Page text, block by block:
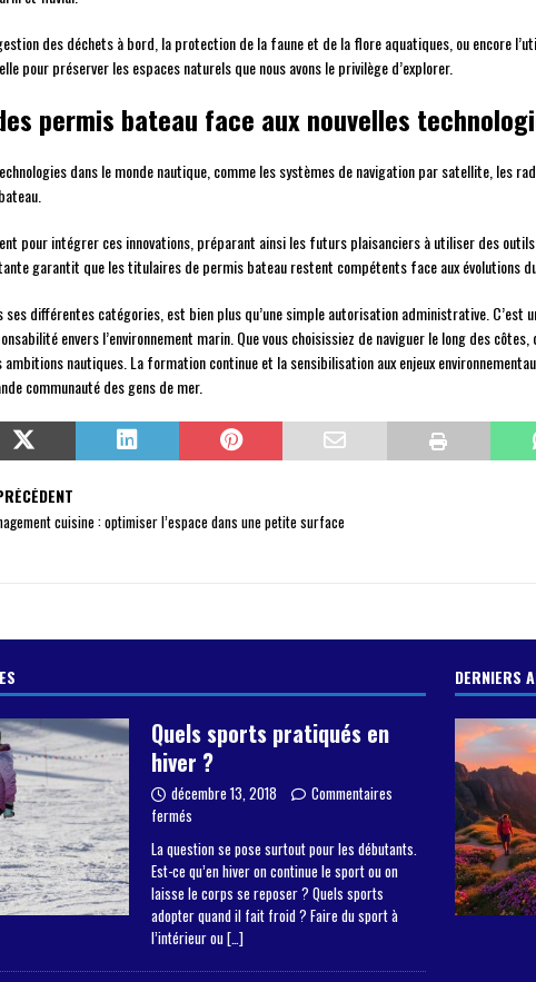
des déchets à bord, la protection de la faune et de la flore aquatiques, ou encore
pour préserver les espaces naturels que nous avons le privilège d’explorer.
permis bateau face aux nouvelles
dans le monde nautique, comme les systèmes de navigation par satellite, les
pour intégrer ces innovations, préparant ainsi les futurs plaisanciers à utiliser des
garantit que les titulaires de permis bateau restent compétents face aux évolutions
ses différentes catégories, est bien plus qu’une simple autorisation administrative.
envers l’environnement marin. Que vous choisissiez de naviguer le long des
ambitions nautiques. La formation continue et la sensibilisation aux enjeux
communauté des gens de mer.
cuisine : optimiser l’espace dans une petite surface
Quels sports pratiqués en
hiver ?
décembre 13, 2018
Commentaires
fermés
La question se pose surtout pour les débutants.
Est-ce qu’en hiver on continue le sport ou on
laisse le corps se reposer ? Quels sports
adopter quand il fait froid ? Faire du sport à
l’intérieur ou […]
DERNIERS